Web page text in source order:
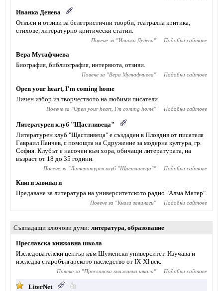
Иванка Денева
Откъси и отзиви за белетристични творби, театрална критика,
стихове, литературно-критически статии.
Повече за "Иванка Денева" Подобни сайтове
Вера Мутафчиева
Биография, библиография, интервюта, отзиви.
Повече за "Вера Мутафчиева" Подобни сайтове
Open your heart, I'm coming home
Личен избор из творчеството на любими писатели.
Повече за "Open your heart, I'm coming home" Подобни сайтове
Литературен клуб "Щастливеца"
Литературен клуб "Щастливеца" е създаден в Пловдив от писателя
Гавраил Панчев, с помощта на Сдружение за модерна култура, гр.
София. Клубът е насочен към хора, обичащи литературата, на
възраст от 18 до 35 години.
Повече за "Литературен клуб "Щастливеца"" Подобни сайтове
Книги завинаги
Предаване за литература на университетското радио "Алма Матер".
Повече за "Книги завинаги" Подобни сайтове
Съвпадащи ключови думи литература, образование
Преславска книжовна школа
Изследователски център към Шуменски университет. Изучава и
изследва старобългарското наследство от IX-XI век.
Повече за "Преславска книжовна школа" Подобни сайтове
LiterNet